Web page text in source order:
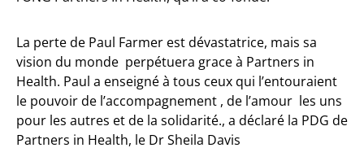
La perte de Paul Farmer est dévastatrice, mais sa
vision du monde perpétuera grace à Partners in
Health. Paul a enseigné à tous ceux qui l’entouraient
le pouvoir de l’accompagnement , de l’amour les uns
pour les autres et de la solidarité., a déclaré la PDG de
Partners in Health, le Dr Sheila Davis